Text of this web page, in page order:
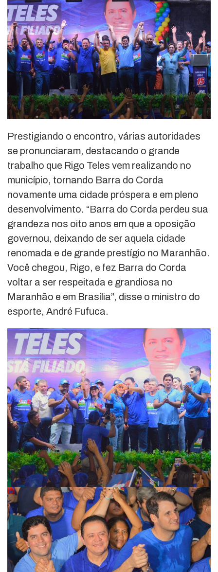
Prestigiando o encontro, várias autoridades
se pronunciaram, destacando o grande
trabalho que Rigo Teles vem realizando no
município, tornando Barra do Corda
novamente uma cidade próspera e em pleno
desenvolvimento. “Barra do Corda perdeu sua
grandeza nos oito anos em que a oposição
governou, deixando de ser aquela cidade
renomada e de grande prestígio no Maranhão.
Você chegou, Rigo, e fez Barra do Corda
voltar a ser respeitada e grandiosa no
Maranhão e em Brasília”, disse o ministro do
esporte, André Fufuca.